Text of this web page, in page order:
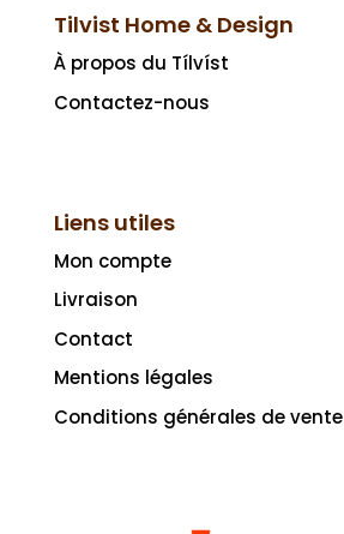
Tilvist Home & Design
À propos du Tílvíst
Contactez-nous
Liens utiles
Mon compte
Livraison
Contact
Mentions légales
Conditions générales de vente